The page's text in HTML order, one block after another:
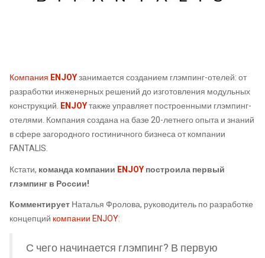
Компания ENJOYзанимается созданием глэмпинг-отелей: от
разработки инженерных решений до изготовления модульных
конструкций. ENJOYтакже управляет построенными глэмпинг-
отелями. Компания создана на базе 20-летнего опыта и знаний
в сфере загородного гостиничного бизнеса от компании
FANTALIS.
Кстати, команда компании ENJOYпостроила первый
глэмпинг в России!
КомментируетНаталья Фролова, руководитель по разработке
концепций компании ENJOY:
С чего начинается глэмпинг? В первую